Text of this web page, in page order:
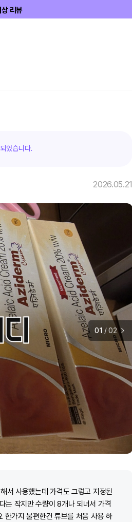
리뷰
었습니다.
2026.05.21
01 /02
서 사용했는데 가격도 그렇고 지정된
는 작지만 수량이 8개나 되너서 가격
한가지 불편한건 튜브를 처음 사용 하